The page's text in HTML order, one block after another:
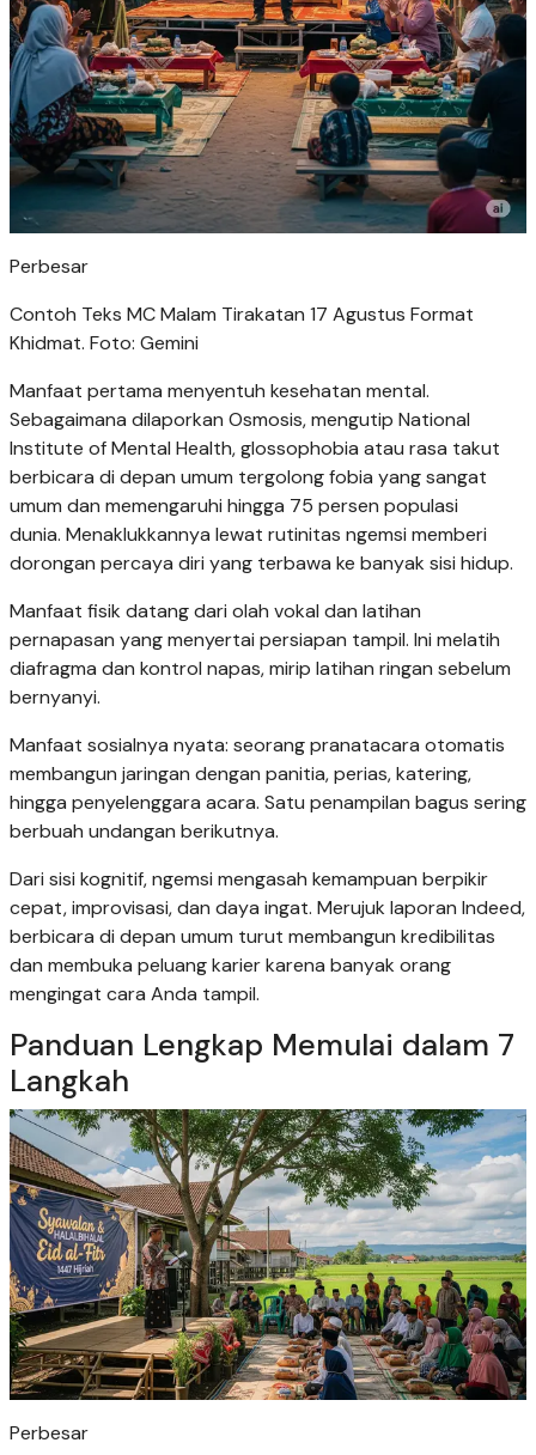
Perbesar
Contoh Teks MC Malam Tirakatan 17 Agustus Format
Khidmat. Foto: Gemini
Manfaat pertama menyentuh kesehatan mental.
Sebagaimana dilaporkan Osmosis, mengutip National
Institute of Mental Health, glossophobia atau rasa takut
berbicara di depan umum tergolong fobia yang sangat
umum dan memengaruhi hingga 75 persen populasi
dunia. Menaklukkannya lewat rutinitas ngemsi memberi
dorongan percaya diri yang terbawa ke banyak sisi hidup.
Manfaat fisik datang dari olah vokal dan latihan
pernapasan yang menyertai persiapan tampil. Ini melatih
diafragma dan kontrol napas, mirip latihan ringan sebelum
bernyanyi.
Manfaat sosialnya nyata: seorang pranatacara otomatis
membangun jaringan dengan panitia, perias, katering,
hingga penyelenggara acara. Satu penampilan bagus sering
berbuah undangan berikutnya.
Dari sisi kognitif, ngemsi mengasah kemampuan berpikir
cepat, improvisasi, dan daya ingat. Merujuk laporan Indeed,
berbicara di depan umum turut membangun kredibilitas
dan membuka peluang karier karena banyak orang
mengingat cara Anda tampil.
Panduan Lengkap Memulai dalam 7
Langkah
Perbesar